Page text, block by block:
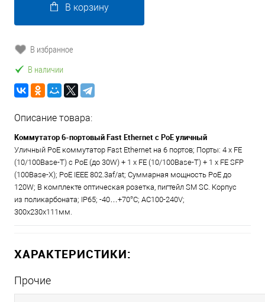
В корзину
В избранное
В наличии
Описание товара:
Коммутатор 6-портовый Fast Ethernet с РоЕ уличный
Уличный PoE коммутатор Fast Ethernet на 6 портов; Порты: 4 x FE
(10/100Base-T) с PoE (до 30W) + 1 x FE (10/100Base-T) + 1 x FE SFP
(100Base-X); PoE IEEE 802.3af/at; Суммарная мощность PoE до
120W; В комплекте оптическая розетка, пигтейл SM SC. Корпус
из поликарбоната; IP65; -40…+70°С; AC100-240V;
300x230x111мм.
ХАРАКТЕРИСТИКИ:
Прочие